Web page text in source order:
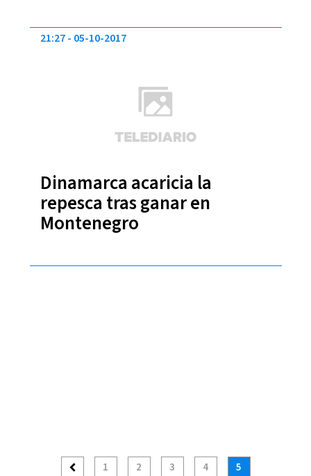
Dinamarca acaricia la
repesca tras ganar en
Montenegro
21:27 05-10-2017
1 2 3 4 5